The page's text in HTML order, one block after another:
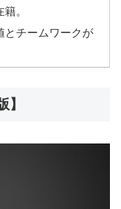
。
とチームワークが